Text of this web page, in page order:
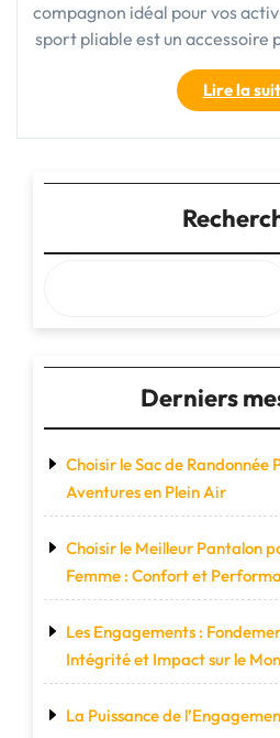
compagnon idéal pour vos
sport pliable est un
Lire la
Derniers
Choisir le Sac de Randonnée
Aventures en Plein Air
Choisir le Meilleur Pantalon
Femme : Confort et
Les Engagements :
Intégrité et Impact sur le
La Puissance de